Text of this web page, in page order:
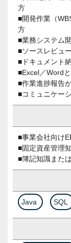
方
■開発作業（
方
■業務システム
■ソースレビュ
■ドキュメント
■Excel／Word
■作業進捗報告
■コミュニケー
■事業会社向け
■固定資産管理
■簿記知識また
Java SQL